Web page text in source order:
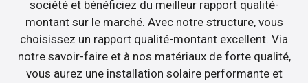
société et bénéficiez du meilleur rapport qualité-
montant sur le marché. Avec notre structure, vous
choisissez un rapport qualité-montant excellent. Via
notre savoir-faire et à nos matériaux de forte qualité,
vous aurez une installation solaire performante et